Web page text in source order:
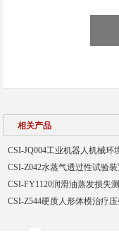
相关产品
CSI-JQ004工业机器人机械
CSI-Z042水蒸气透过性试验
CSI-FY1120润滑油蒸发损失
CSI-Z544硬质人形体模治疗